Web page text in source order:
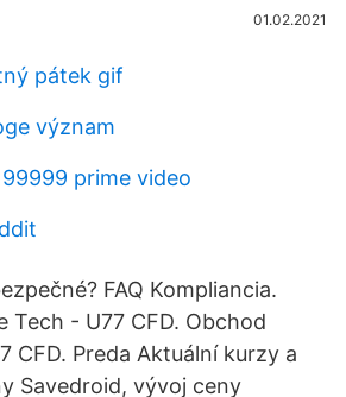
01.02.2021
pátek gif
význam
prime video
FAQ Kompliancia.
Tech - U77 CFD. Obchod
CFD. Preda Aktuální kurzy a
Savedroid, vývoj ceny